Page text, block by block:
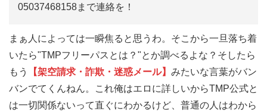
05037468158まで連絡を！
まぁ人によっては一瞬焦ると思うわ。そこから一旦落ち着
いたら"TMPフリーパスとは？"とか調べるよな？そしたら
もう
【架空請求・詐欺・迷惑メール】 みたいな言葉がバン
バンでてくんねん。これ俺はエロに詳しいからTMP公式と
は一切関係ないって直ぐにわかるけど、普通の人はわから